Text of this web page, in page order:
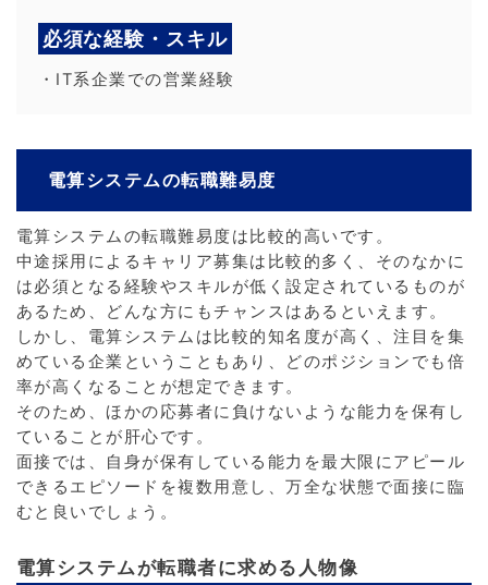
必須な経験・スキル
・IT系企業での営業経験
電算システムの転職難易度
電算システムの転職難易度は比較的高いです。
中途採用によるキャリア募集は比較的多く、そのなかに
は必須となる経験やスキルが低く設定されているものが
あるため、どんな方にもチャンスはあるといえます。
しかし、電算システムは比較的知名度が高く、注目を集
めている企業ということもあり、どのポジションでも倍
率が高くなることが想定できます。
そのため、ほかの応募者に負けないような能力を保有し
ていることが肝心です。
面接では、自身が保有している能力を最大限にアピール
できるエピソードを複数用意し、万全な状態で面接に臨
むと良いでしょう。
電算システムが転職者に求める人物像